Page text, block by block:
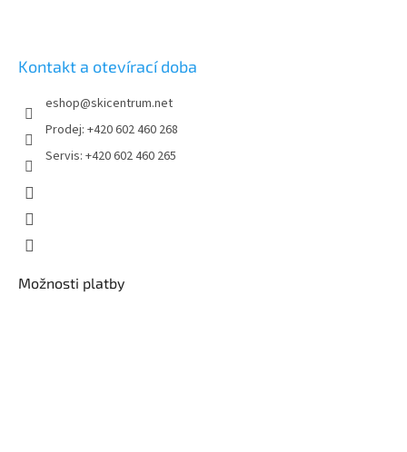
Kontakt a otevírací doba
eshop@skicentrum.net
Prodej: +420 602 460 268
Servis: +420 602 460 265
Možnosti platby